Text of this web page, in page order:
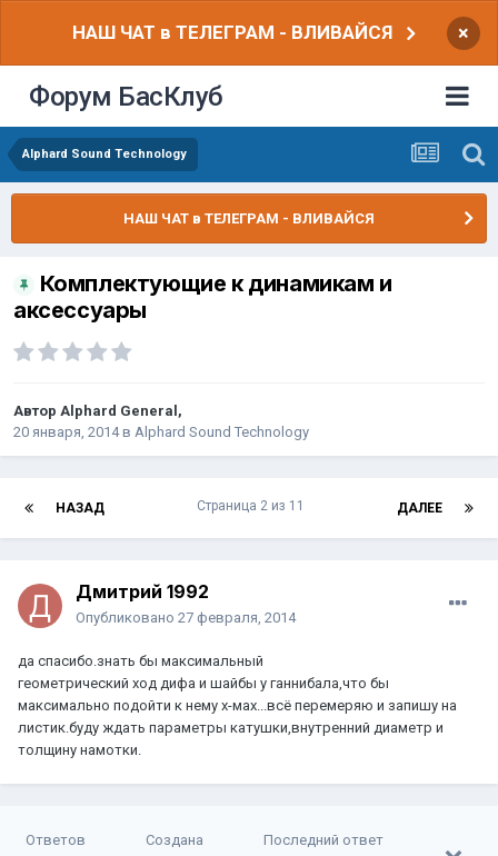
НАШ ЧАТ в ТЕЛЕГРАМ - ВЛИВАЙСЯ ×
Форум БасКлуб
Alphard Sound Technology
НАШ ЧАТ в ТЕЛЕГРАМ - ВЛИВАЙСЯ
Комплектующие к динамикам и
аксессуары
Автор Alphard General ,
20 января, 2014в Alphard Sound Technology
НАЗАД ДАЛЕЕ
Страница 2 из 11
Дмитрий 1992
Опубликовано 27 февраля, 2014
да спасибо.знать бы максимальный
геометрический ход дифа и шайбы у ганнибала,что бы
максимально подойти к нему х-мах...всё перемеряю и запишу на
листик.буду ждать параметры катушки,внутренний диаметр и
толщину намотки.
Ответов Создана Последний ответ